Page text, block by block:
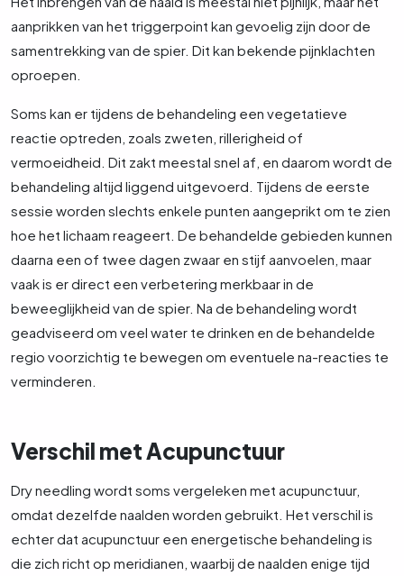
aanprikken van het triggerpoint kan gevoelig zijn door de
samentrekking van de spier. Dit kan bekende pijnklachten
oproepen.
Soms kan er tijdens de behandeling een vegetatieve
reactie optreden, zoals zweten, rillerigheid of
vermoeidheid. Dit zakt meestal snel af, en daarom wordt de
behandeling altijd liggend uitgevoerd. Tijdens de eerste
sessie worden slechts enkele punten aangeprikt om te zien
hoe het lichaam reageert. De behandelde gebieden kunnen
daarna een of twee dagen zwaar en stijf aanvoelen, maar
vaak is er direct een verbetering merkbaar in de
beweeglijkheid van de spier. Na de behandeling wordt
geadviseerd om veel water te drinken en de behandelde
regio voorzichtig te bewegen om eventuele na-reacties te
verminderen.
Verschil met Acupunctuur
Dry needling wordt soms vergeleken met acupunctuur,
omdat dezelfde naalden worden gebruikt. Het verschil is
echter dat acupunctuur een energetische behandeling is
die zich richt op meridianen, waarbij de naalden enige tijd